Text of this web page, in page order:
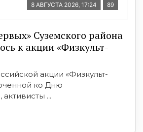
8 АВГУСТА 2026, 17:24 89
Суземского района
к акции «Физкульт-
акции «Физкульт-
ко Дню
активисты ...